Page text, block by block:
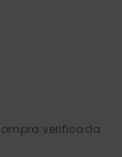
verificada